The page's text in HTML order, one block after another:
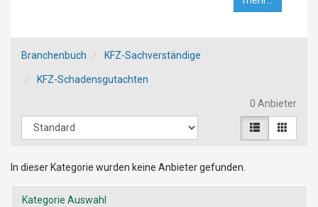
Branchenbuch KFZ-Sachverständige
KFZ-Schadensgutachten
0 Anbieter
In dieser Kategorie wurden keine Anbieter gefunden.
Kategorie Auswahl